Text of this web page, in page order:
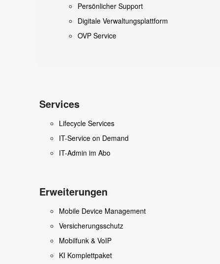
Persönlicher Support
Digitale Verwaltungsplattform
OVP Service
Services
Lifecycle Services
IT-Service on Demand
IT-Admin im Abo
Erweiterungen
Mobile Device Management
Versicherungsschutz
Mobilfunk & VoIP
KI Komplettpaket